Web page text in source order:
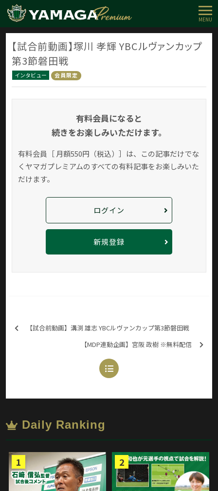
MENU
【試合前動画】塚川 孝輝 YBCルヴァンカップ
第3節磐田戦
インタビュー 会員限定
有料会員になると
続きをお楽しみいただけます。
有料会員［ 月額550円（税込）］は、この記事だけでな
く ヤマガプレミアムのすべての有料記事をお楽しみいた
だけます。
ログイン
新規登録
【試合前動画】溝渕 雄志 YBCルヴァンカップ第3節磐田戦
【MDP連動企画】宮阪 政樹 ※無料配信
Daily Ranking